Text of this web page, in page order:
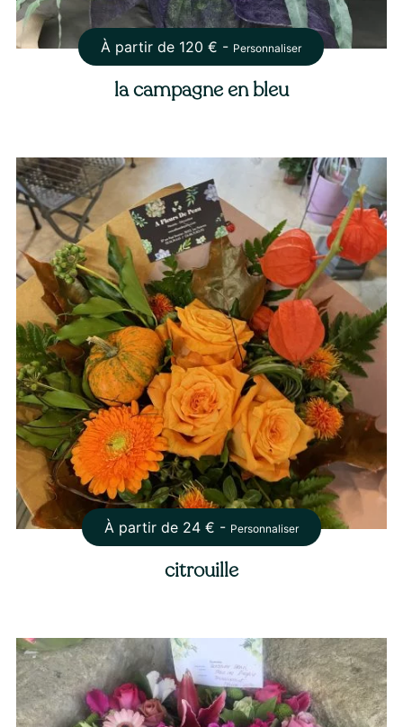
À partir de 120 € - Personnaliser
la campagne en bleu
À partir de 24€ - Personnaliser
citrouille